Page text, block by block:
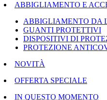
ABBIGLIAMENTO E
ABBIGLIAMENTO DA
GUANTI PROTETTIVI
DISPOSITIVI DI
PROTEZIONE
NOVITÀ
OFFERTA SPECIALE
IN QUESTO MOMENTO